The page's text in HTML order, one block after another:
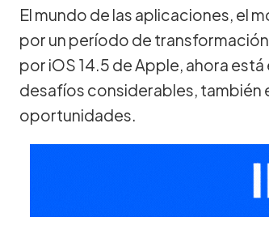
El mundo de las aplicaciones, el
por un período de
por iOS 14.5 de Apple, ahora
desafíos considerables, también
oportunidades.